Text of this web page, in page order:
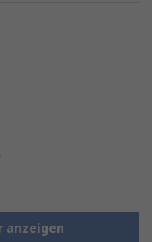
anzeigen